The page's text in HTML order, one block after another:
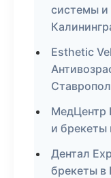
системы и
Esthetic
МедЦентр
и
Дентал
брекеты